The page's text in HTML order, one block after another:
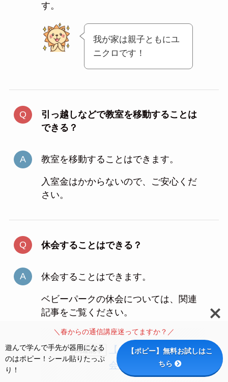
す。
我が家は親子ともにユ
ニクロです！
引っ越しなどで教室を移動することは
できる？
教室を移動することはできます。
入室金はかからないので、ご安心くだ
さい。
休会することはできる？
休会することはできます。
ベビーパークの休会については、関連
記事をご覧ください。
関連記事
【ベビーパークの休
会】についてを読む
＼春からの通信講座迷ってますか？／
遊んで学んで手先が器用になる
のはポピー！シール貼りたっぷ
り！
【ポピー】無料お試しはこ
ちら